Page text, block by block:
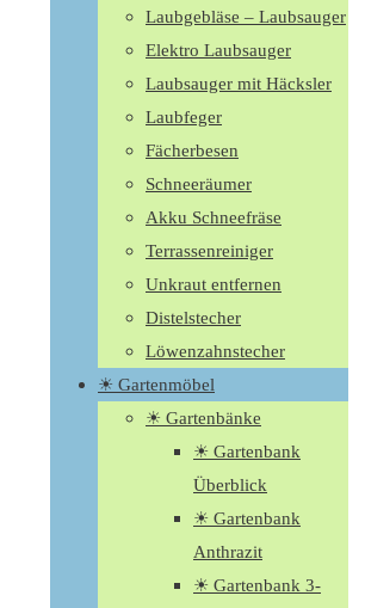
Laubgebläse – Laubsauger
Elektro Laubsauger
Laubsauger mit Häcksler
Laubfeger
Fächerbesen
Schneeräumer
Akku Schneefräse
Terrassenreiniger
Unkraut entfernen
Distelstecher
Löwenzahnstecher
☀ Gartenmöbel
☀ Gartenbänke
☀ Gartenbank
Überblick
☀ Gartenbank
Anthrazit
☀ Gartenbank 3-